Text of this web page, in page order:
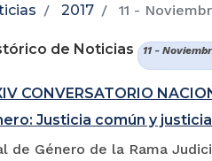
2017 11 -
de Noticias 11 -
CONVERSATORIO
Justicia común y
de Género de la Rama